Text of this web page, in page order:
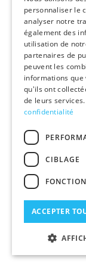
personnaliser le
analyser notre
également des
utilisation de
partenaires de
peuvent les
informations que
qu'ils ont
de leurs services.
confidentialité
CIBLAGE
ACCEPTER